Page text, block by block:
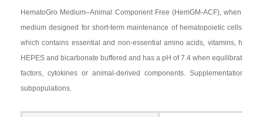
HematoGro Medium–Animal Component Free (HemGM-ACF), when
medium designed for short-term maintenance of hematopoietic cells in
which contains essential and non-essential amino acids, vitamins,
HEPES and bicarbonate buffered and has a pH of 7.4 when equilibrated
factors, cytokines or animal-derived components. Supplementation
subpopulations.